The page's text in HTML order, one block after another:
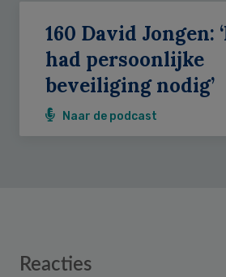
160 David Jongen:
had persoonlijke
beveiliging nodig’
Naar de podcast
Reader
Reacties